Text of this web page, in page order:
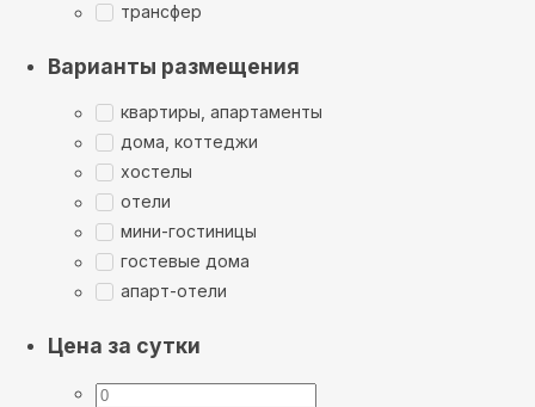
трансфер
Варианты размещения
квартиры, апартаменты
дома, коттеджи
хостелы
отели
мини-гостиницы
гостевые дома
апарт-отели
Цена за сутки